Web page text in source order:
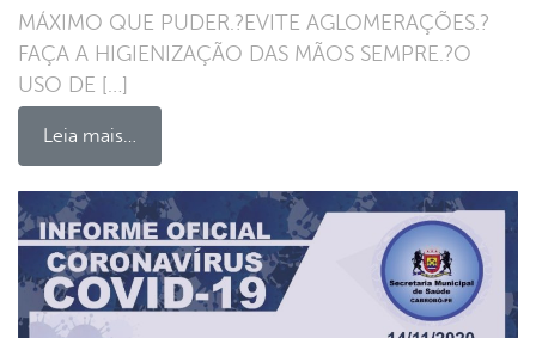
MÁXIMO QUE PUDER.?EVITE AGLOMERAÇÕES.?
FAÇA A HIGIENIZAÇÃO DAS MÃOS SEMPRE.?O
USO DE […]
Leia mais…